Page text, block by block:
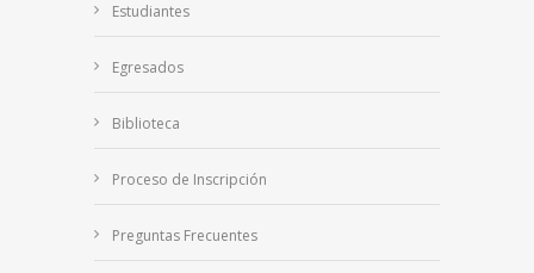
Estudiantes
Egresados
Biblioteca
Proceso de Inscripción
Preguntas Frecuentes